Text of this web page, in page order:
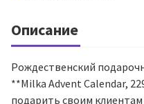
Описание
Рождественский
**Milka Advent Calendar,
подарить своим